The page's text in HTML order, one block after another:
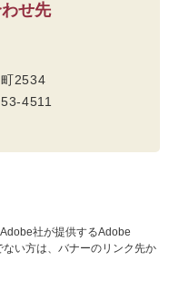
せ先
町2534
4511
社が提供するAdobe
い方は、バナーのリンク先か